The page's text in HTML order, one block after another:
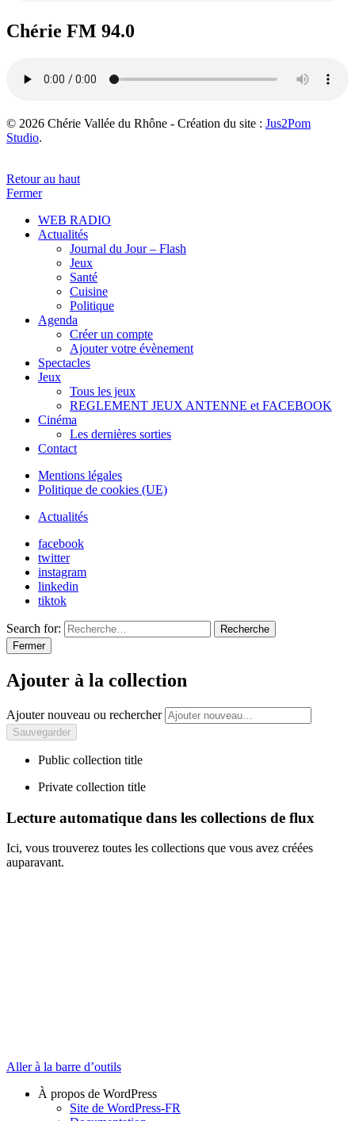
Chérie FM 94.0
© 2026 Chérie Vallée du Rhône - Création du site : Jus2Pom
Studio.
Retour au haut
Fermer
WEB RADIO
Actualités
Journal du Jour – Flash
Jeux
Santé
Cuisine
Politique
Agenda
Créer un compte
Ajouter votre évènement
Spectacles
Jeux
Tous les jeux
REGLEMENT JEUX ANTENNE et FACEBOOK
Cinéma
Les dernières sorties
Contact
Mentions légales
Politique de cookies (UE)
Actualités
facebook
twitter
instagram
linkedin
tiktok
Search for:
Recherche
Fermer
Ajouter à la collection
Ajouter nouveau ou rechercher
Public collection title
Private collection title
Lecture automatique dans les collections de flux
Ici, vous trouverez toutes les collections que vous avez créées
auparavant.
Aller à la barre d’outils
À propos de WordPress
Site de WordPress-FR